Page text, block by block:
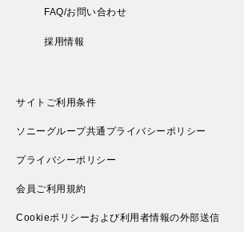
FAQ/お問い合わせ
採用情報
サイトご利用条件
ソニーグループ共通プライバシーポリシー
プライバシーポリシー
会員ご利用規約
Cookieポリシーおよび利用者情報の外部送信